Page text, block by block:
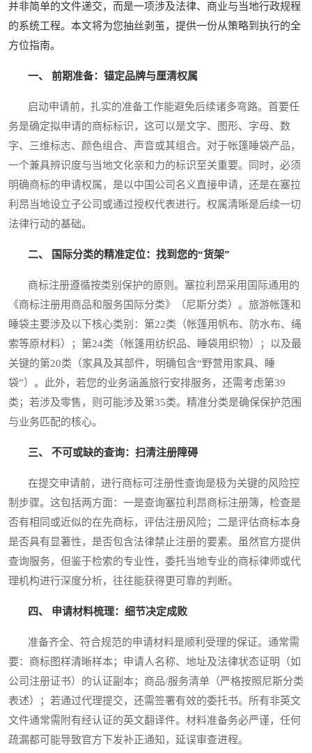
并非简单的文件递交，而是一项涉及法律、商业与当地行政规程
的系统工程。本文将为您抽丝剥茧，提供一份从策略到执行的全
方位指南。
一、 前期准备：锚定品牌与厘清权属
启动申请前，扎实的准备工作能避免后续诸多弯路。首要任
务是确定拟申请的商标标识，这可以是文字、图形、字母、数
字、三维标志、颜色组合、声音或其组合。对于帐篷睡袋产品，
一个兼具辨识度与当地文化亲和力的标识至关重要。同时，必须
明确商标的申请权属，是以中国公司名义直接申请，还是在塞拉
利昂当地设立子公司或通过授权代表进行。权属清晰是后续一切
法律行动的基础。
二、 国际分类的精准定位：找到您的“货架”
商标注册遵循按类别保护的原则。塞拉利昂采用国际通用的
《商标注册用商品和服务国际分类》（尼斯分类）。旅游帐篷和
睡袋主要涉及以下核心类别：第22类（帐篷用帆布、防水布、绳
索等原材料）；第24类（帐篷用纺织品、睡袋用织物）；以及最
关键的第20类（家具及其部件，明确包含“野营用家具、睡
袋”）。此外，若您的业务涵盖旅行安排服务，还需考虑第39
类；若涉及零售，则可能涉及第35类。精准分类是确保保护范围
与业务匹配的核心。
三、 不可或缺的查询：扫清注册障碍
在提交申请前，进行商标可注册性查询是极为关键的风险控
制步骤。这包括两方面：一是查询塞拉利昂商标注册簿，检查是
否有相同或近似的在先商标，评估注册风险；二是评估商标本身
是否具有显著性，是否包含法律禁止注册的要素。虽然官方提供
查询服务，但鉴于检索的专业性，委托当地专业的商标律师或代
理机构进行深度分析，往往能获得更可靠的判断。
四、 申请材料梳理：细节决定成败
准备齐全、符合规范的申请材料是顺利受理的保证。通常需
要：商标图样清晰样本；申请人名称、地址及法律状态证明（如
公司注册证书）的认证副本；商品/服务清单（严格按照尼斯分类
表述）；若通过代理提交，还需签署有效的委托书。所有非英文
文件通常需附有经认证的英文翻译件。材料准备务必严谨，任何
疏漏都可能导致官方下发补正通知，延误审查进程。